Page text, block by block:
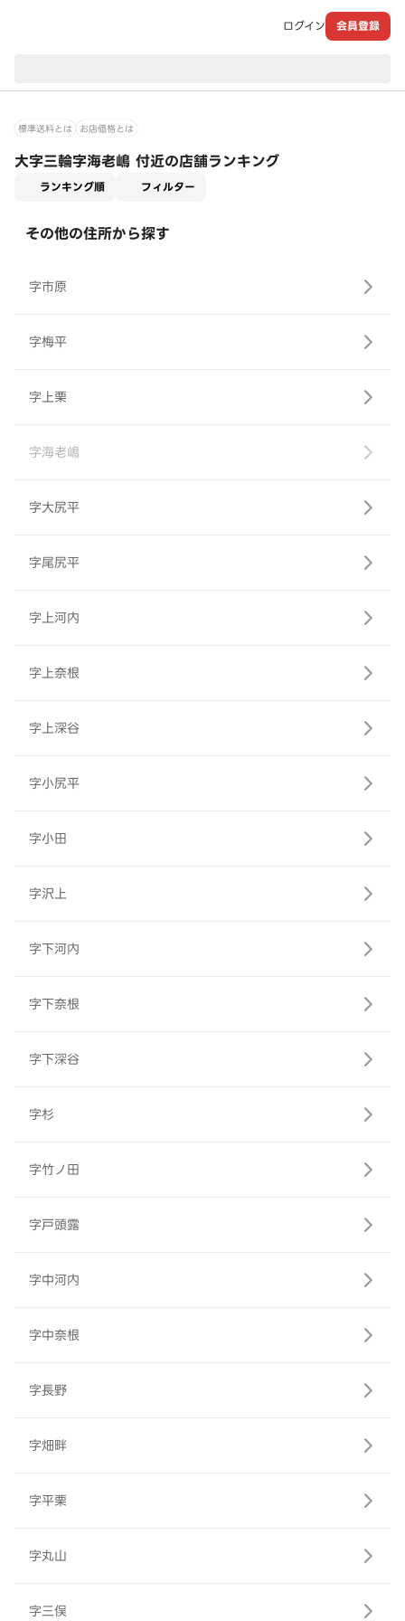
ログイン 会員登録
標準送料とは お店価格とは
大字三輪字海老嶋 付近の店舗ランキング
ランキング順 フィルター
その他の住所から探す
字市原
字梅平
字上栗
字海老嶋
字大尻平
字尾尻平
字上河内
字上奈根
字上深谷
字小尻平
字小田
字沢上
字下河内
字下奈根
字下深谷
字杉
字竹ノ田
字戸頭露
字中河内
字中奈根
字長野
字畑畔
字平栗
字丸山
字三俣